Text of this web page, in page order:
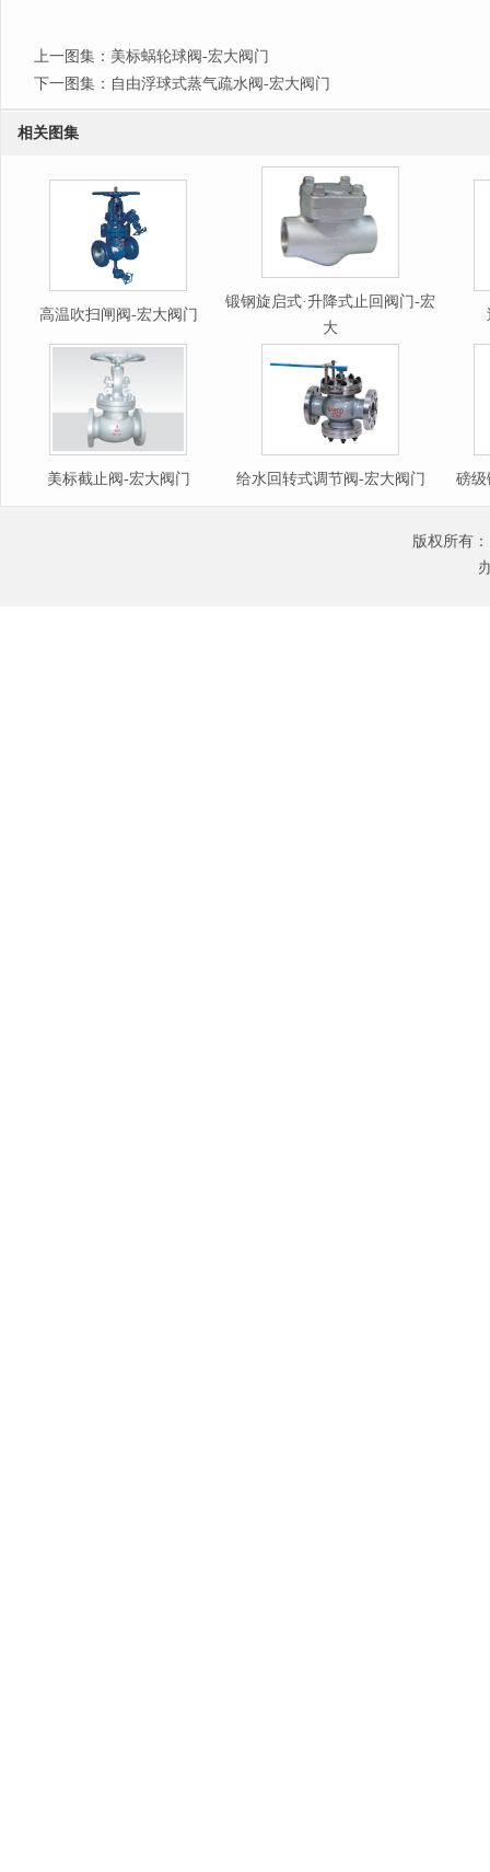
上一图集： 美标蜗轮球阀-宏大阀门
下一图集： 自由浮球式蒸气疏水阀-宏大阀门
相关图集
高温吹扫闸阀-宏大阀门
锻钢旋启式·升降式止回阀门-宏
大
美标截止阀-宏大阀门 给水回转式调节阀-宏大阀门 磅级
版权所有